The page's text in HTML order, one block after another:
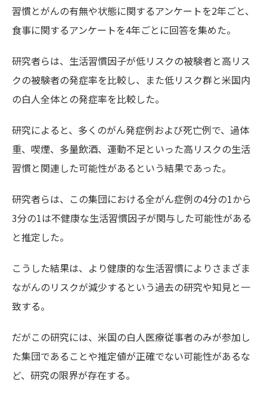
習慣とがんの有無や状態に関するアンケートを2年ごと、
食事に関するアンケートを4年ごとに回答を集めた。
研究者らは、生活習慣因子が低リスクの被験者と高リス
クの被験者の発症率を比較し、また低リスク群と米国内
の白人全体との発症率を比較した。
研究によると、多くのがん発症例および死亡例で、過体
重、喫煙、多量飲酒、運動不足といった高リスクの生活
習慣と関連した可能性があるという結果であった。
研究者らは、この集団における全がん症例の4分の1から
3分の1は不健康な生活習慣因子が関与した可能性がある
と推定した。
こうした結果は、より健康的な生活習慣によりさまざま
ながんのリスクが減少するという過去の研究や知見と一
致する。
だがこの研究には、米国の白人医療従事者のみが参加し
た集団であることや推定値が正確でない可能性があるな
ど、研究の限界が存在する。